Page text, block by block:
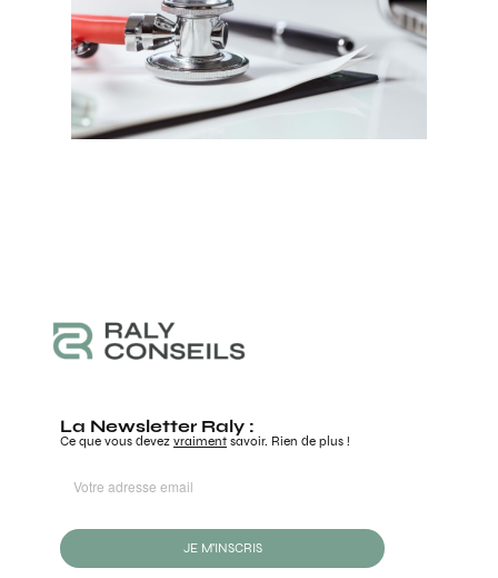
La Newsletter Raly :
Ce que vous devez vraiment savoir. Rien de plus !
JE M'INSCRIS